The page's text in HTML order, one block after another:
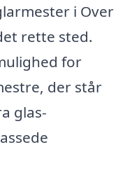
i Over
rette sted.
for
der står
glas-